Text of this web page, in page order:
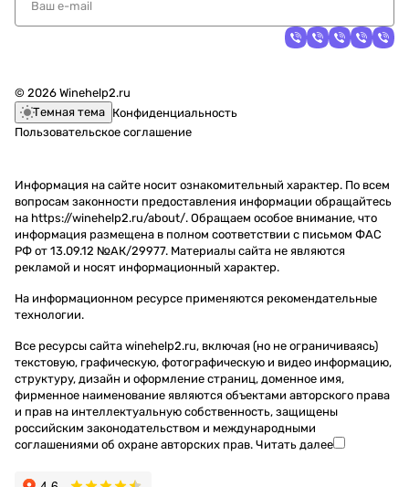
© 2026 Winehelp2.ru
Темная тема Конфиденциальность
Пользовательское соглашение
Информация на сайте носит ознакомительный характер. По всем
вопросам законности предоставления информации обращайтесь
на https://winehelp2.ru/about/. Обращаем особое внимание, что
информация размещена в полном соответствии с письмом ФАС
РФ от 13.09.12 №АК/29977. Материалы сайта не являются
рекламой и носят информационный характер.
На информационном ресурсе применяются рекомендательные
технологии.
Все ресурсы сайта winehelp2.ru, включая (но не ограничиваясь)
текстовую, графическую, фотографическую и видео информацию,
структуру, дизайн и оформление страниц, доменное имя,
фирменное наименование являются объектами авторского права
и прав на интеллектуальную собственность, защищены
российским законодательством и международными
соглашениями об охране авторских прав. Читать далее